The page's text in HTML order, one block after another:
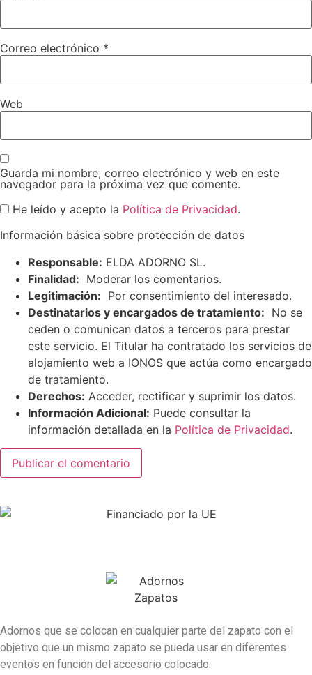
Correo electrónico *
Web
Guarda mi nombre, correo electrónico y web en este
navegador para la próxima vez que comente.
He leído y acepto la Política de Privacidad.
Información básica sobre protección de datos
Responsable: ELDA ADORNO SL.
Finalidad: Moderar los comentarios.
Legitimación: Por consentimiento del interesado.
Destinatarios y encargados de tratamiento: No se
ceden o comunican datos a terceros para prestar
este servicio. El Titular ha contratado los servicios de
alojamiento web a IONOS que actúa como encargado
de tratamiento.
Derechos: Acceder, rectificar y suprimir los datos.
Información Adicional: Puede consultar la
información detallada en la Política de Privacidad.
Adornos que se colocan en cualquier parte del zapato con el
objetivo que un mismo zapato se pueda usar en diferentes
eventos en función del accesorio colocado.